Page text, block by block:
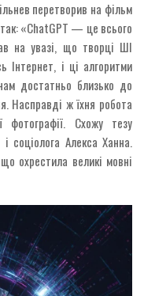
перетворив на фільм
так: «ChatGPT — це всього
на увазі, що творці ШІ
Інтернет, і ці алгоритми
достатньо близько до
Насправді ж їхня робота
Схожу тезу
і соціолога Алекса Ханна.
охрестила великі мовні